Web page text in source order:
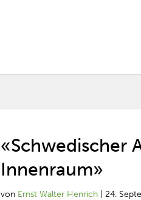
«Schwedischer
Innenraum»
von Ernst Walter Henrich |24.